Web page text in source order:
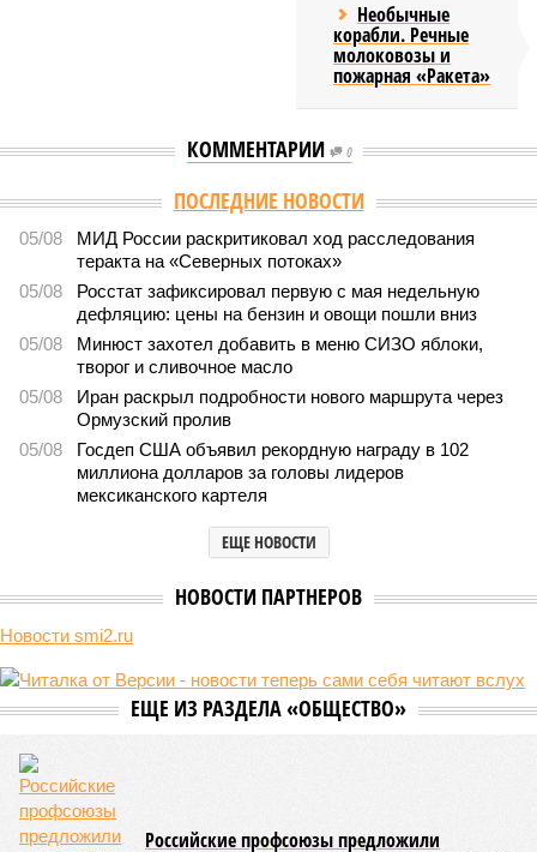
Необычные
корабли. Речные
молоковозы и
пожарная «Ракета»
КОММЕНТАРИИ 0
ПОСЛЕДНИЕ НОВОСТИ
05/08
МИД России раскритиковал ход расследования
теракта на «Северных потоках»
05/08
Росстат зафиксировал первую с мая недельную
дефляцию: цены на бензин и овощи пошли вниз
05/08
Минюст захотел добавить в меню СИЗО яблоки,
творог и сливочное масло
05/08
Иран раскрыл подробности нового маршрута через
Ормузский пролив
05/08
Госдеп США объявил рекордную награду в 102
миллиона долларов за головы лидеров
мексиканского картеля
ЕЩЕ НОВОСТИ
НОВОСТИ ПАРТНЕРОВ
Новости smi2.ru
ЕЩЕ ИЗ РАЗДЕЛА «ОБЩЕСТВО»
Российские профсоюзы предложили